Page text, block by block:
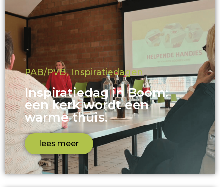
PAB/PVB, Inspiratiedagen
Inspiratiedag in Boom:
een kerk wordt een
warme thuis.
lees meer